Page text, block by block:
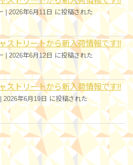
|2026年6月11日 に投稿された
ストリートから新入荷情報です!!
|2026年6月12日 に投稿された
ストリートから新入荷情報です!!
2026年6月19日 に投稿された